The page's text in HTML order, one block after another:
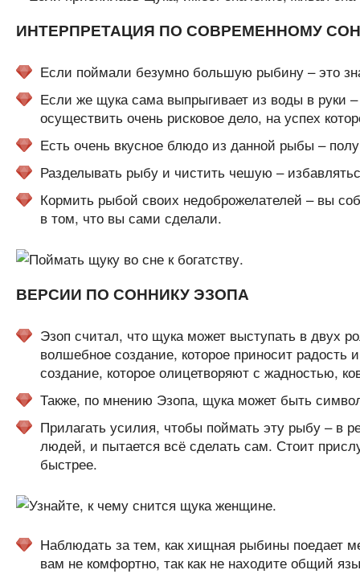
ИНТЕРПРЕТАЦИЯ ПО СОВРЕМЕННОМУ
Если поймали безумно большую рыбину – это
Если же щука сама выпрыгивает из воды в руки
осуществить очень рисковое дело, на успех
Есть очень вкусное блюдо из данной рыбы –
Разделывать рыбу и чистить чешую –
Кормить рыбой своих недоброжелателей – вы
в том, что вы сами сделали.
ВЕРСИИ ПО СОННИКУ ЭЗОПА
Эзоп считал, что щука может выступать в двух
волшебное создание, которое приносит радость
создание, которое олицетворяют с жадностью,
Также, по мнению Эзопа, щука может быть
Прилагать усилия, чтобы поймать эту рыбу – в
людей, и пытается всё сделать сам. Стоит
быстрее.
Наблюдать за тем, как хищная рыбины поедает
вам не комфортно, так как не находите общий